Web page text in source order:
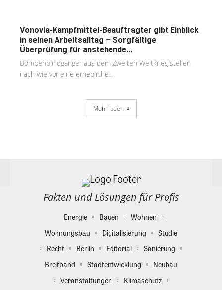
Vonovia-Kampfmittel-Beauftragter gibt Einblick
in seinen Arbeitsalltag – Sorgfältige
Überprüfung für anstehende...
Bombenblindgänger aus dem Zweiten Weltkrieg stellen
nach wie vor eine erhebliche...
Mehr laden
Fakten und Lösungen für Profis
Energie Bauen
Wohnen
Wohnungsbau
Digitalisierung
Studie
Recht
Berlin Editorial
Sanierung
Breitband
Stadtentwicklung
Neubau
Veranstaltungen
Klimaschutz